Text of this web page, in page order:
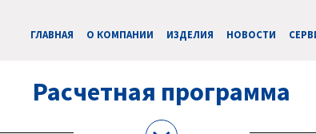
ГЛАВНАЯ О КОМПАНИИ ИЗДЕЛИЯ НОВОСТИ
Расчетная программа